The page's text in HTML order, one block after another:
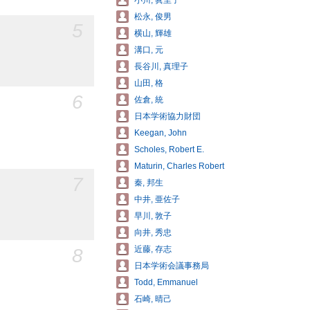
6
8
松永, 俊男
横山, 輝雄
溝口, 元
長谷川, 真理子
山田, 格
佐倉, 統
日本学術協力財団
Keegan, John
Scholes, Robert E.
Maturin, Charles Robert
秦, 邦生
中井, 亜佐子
早川, 敦子
向井, 秀忠
近藤, 存志
日本学術会議事務局
Todd, Emmanuel
石崎, 晴己